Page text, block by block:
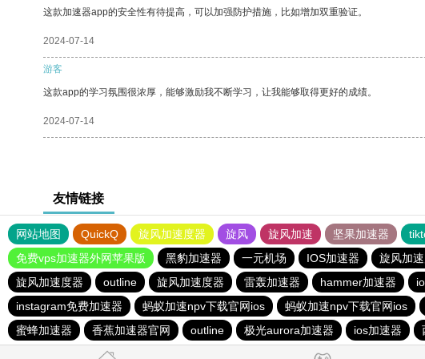
这款加速器app的安全性有待提高，可以加强防护措施，比如增加双重验证。
2024-07-14
游客
这款app的学习氛围很浓厚，能够激励我不断学习，让我能够取得更好的成绩。
2024-07-14
友情链接
网站地图 QuickQ 旋风加速度器 旋风 旋风加速 坚果加速器
免费vps加速器外网苹果版
黑豹加速器 一元机场 IOS加速器 旋风加
旋风加速度器
outline 旋风加速度器 雷轰加速器 hammer加速器
instagram免费加速器
蚂蚁加速npv下载官网ios 蚂蚁加速npv下载官网ios
蜜蜂加速器
香蕉加速器官网 outline 极光aurora加速器 ios加速器